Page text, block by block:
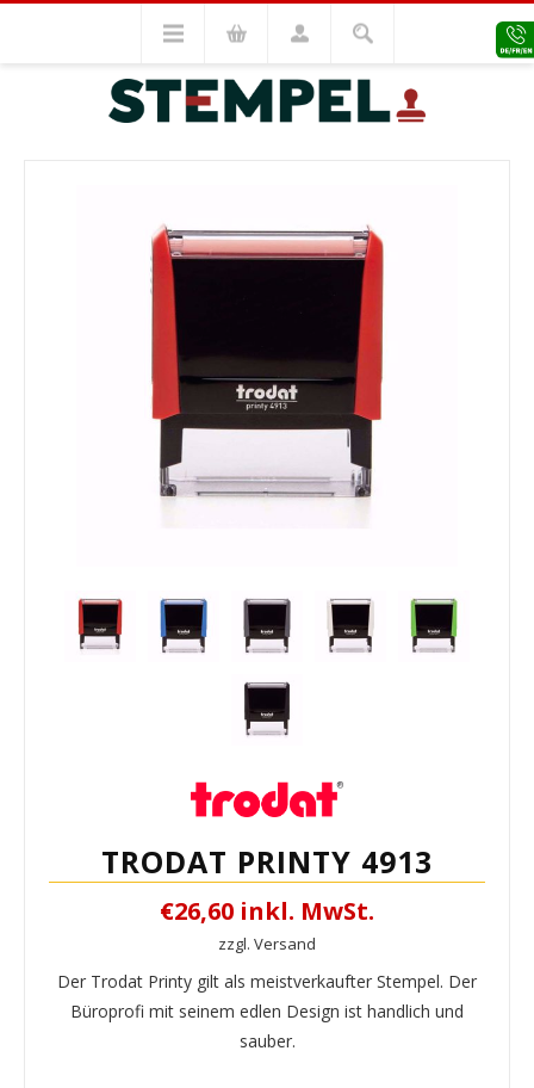
Trodat Stempel Trodat Printy Trodat Printy 4913
VORHERIGES MODELL NÄCHSTES MODELL
TRODAT PRINTY 4913
€26,60 inkl. MwSt.
zzgl. Versand
Der Trodat Printy gilt als meistverkaufter Stempel. Der
Büroprofi mit seinem edlen Design ist handlich und
sauber.